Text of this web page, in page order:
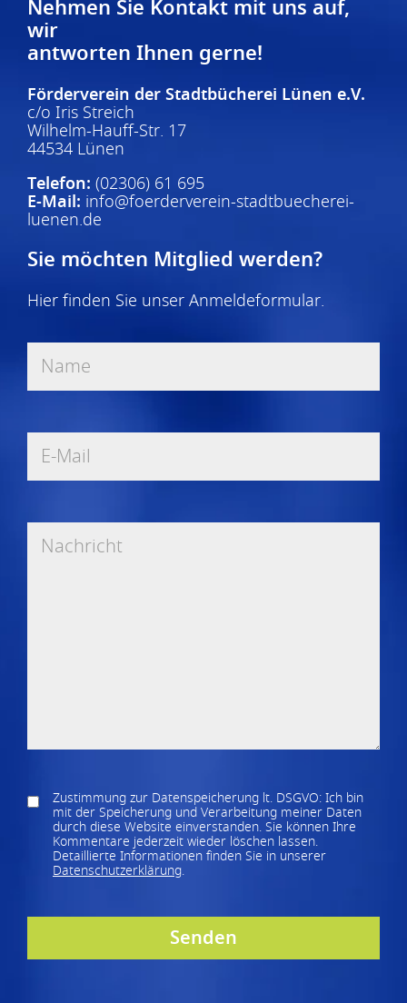
Nehmen Sie Kontakt mit uns auf,
wir
antworten Ihnen gerne!
Förderverein der Stadtbücherei Lünen e.V.
c/o Iris Streich
Wilhelm-Hauff-Str. 17
44534 Lünen
Telefon: (02306) 61 695
E-Mail: info@foerderverein-stadtbuecherei-
luenen.de
Sie möchten Mitglied werden?
Hier finden Sie unserAnmeldeformular.
Zustimmung zur Datenspeicherung lt. DSGVO: Ich bin
mit der Speicherung und Verarbeitung meiner Daten
durch diese Website einverstanden. Sie können Ihre
Kommentare jederzeit wieder löschen lassen.
Detaillierte Informationen finden Sie in unserer
Datenschutzerklärung.